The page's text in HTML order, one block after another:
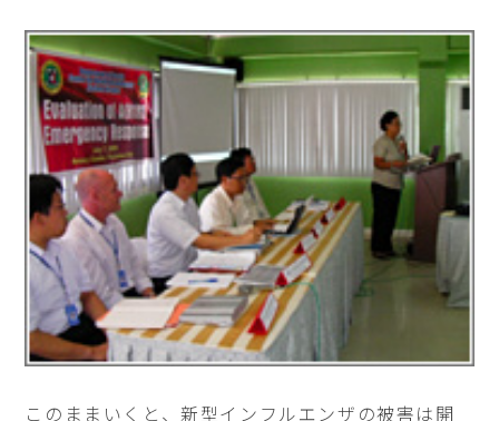
このままいくと、新型インフルエンザの被害は開